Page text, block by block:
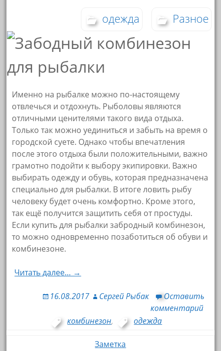
одежда Разное
Именно на рыбалке можно по-настоящему
отвлечься и отдохнуть. Рыболовы являются
отличными ценителями такого вида отдыха.
Только так можно уединиться и забыть на время о
городской суете. Однако чтобы впечатления
после этого отдыха были положительными, важно
грамотно подойти к выбору экипировки. Важно
выбирать одежду и обувь, которая предназначена
специально для рыбалки. В итоге ловить рыбу
человеку будет очень комфортно. Кроме этого,
так ещё получится защитить себя от простуды.
Если купить для рыбалки забродный комбинезон,
то можно одновременно позаботиться об обуви и
комбинезоне.
Читать далее… →
16.08.2017 Сергей Рыбак
Оставить
комментарий
комбинезон, одежда
Заметка